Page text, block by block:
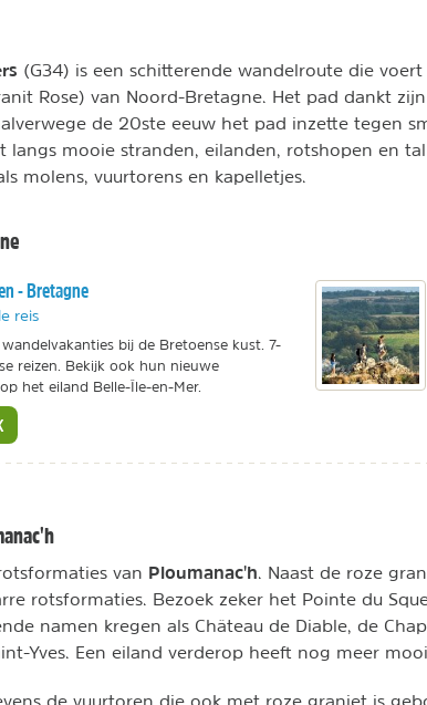
(G34) is een schitterende wandelroute die
Rose) van Noord-Bretagne. Het pad dankt
de 20ste eeuw het pad inzette tegen
langs mooie stranden, eilanden, rotshopen en
molens, vuurtorens en kapelletjes.
- Bretagne
reis
bij de Bretoense kust. 7-
reizen. Bekijk ook hun nieuwe
het eiland Belle-Île-en-Mer.
van Ploumanac'h . Naast de roze
rotsformaties. Bezoek zeker het Pointe du
namen kregen als Château de Diable, de
Yves. Een eiland verderop heeft nog meer
de vuurtoren die ook met roze graniet is